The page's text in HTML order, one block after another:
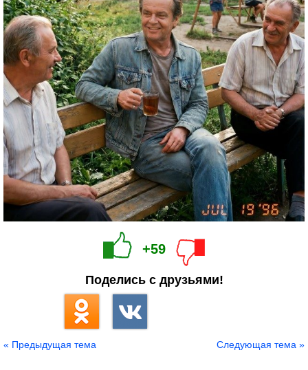
+59
Поделись с друзьями!
« Предыдущая тема Следующая тема »